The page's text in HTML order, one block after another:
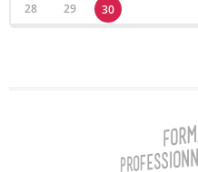
28
29 30